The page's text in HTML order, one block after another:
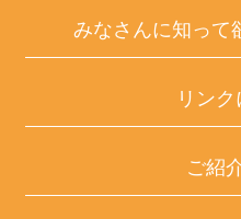
みなさんに知って
リン
ご紹